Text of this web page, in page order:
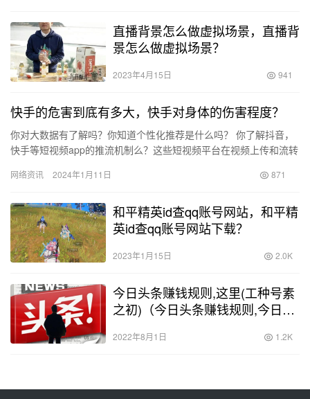
直播背景怎么做虚拟场景，直播背
景怎么做虚拟场景？
2023年4月15日 941
快手的危害到底有多大，快手对身体的伤害程度？
你对大数据有了解吗？你知道个性化推荐是什么吗？ 你了解抖音，
快手等短视频app的推流机制么？这些短视频平台在视频上传和流转
网络资讯 2024年1月11日 871
和平精英id查qq账号网站，和平精
英id查qq账号网站下载？
2023年1月15日 2.0K
今日头条赚钱规则,这里(工种号素
之初)（今日头条赚钱规则,今日头
2022年8月1日 1.2K